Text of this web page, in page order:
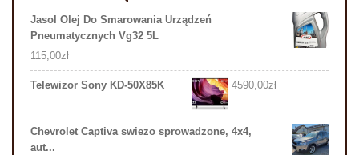
Jasol Olej Do Smarowania Urządzeń
Pneumatycznych Vg32 5L
115,00zł
Telewizor Sony KD-50X85K 4590,00zł
Chevrolet Captiva swiezo sprowadzone, 4x4,
aut...